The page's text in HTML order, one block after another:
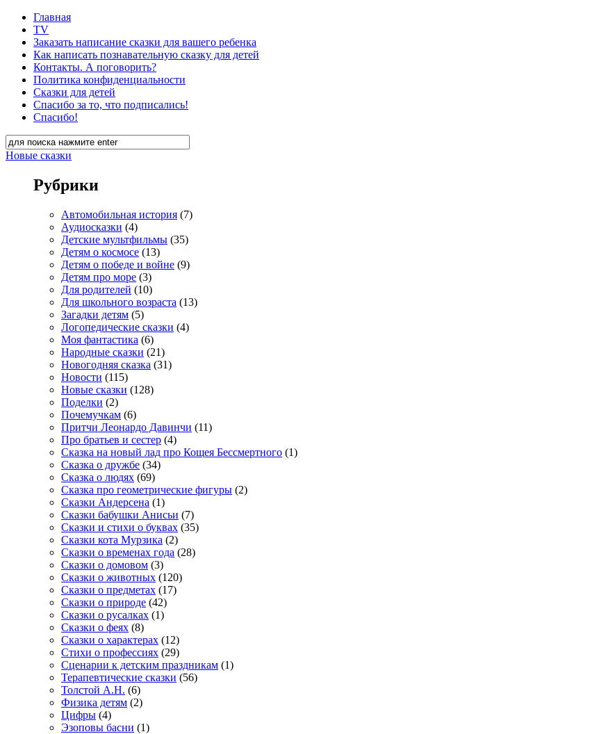
Главная
TV
Заказать написание сказки для вашего ребенка
Как написать познавательную сказку для детей
Контакты. А поговорить?
Политика конфиденциальности
Сказки для детей
Спасибо за то, что подписались!
Спасибо!
Новые сказки
Рубрики
Автомобильная история (7)
Аудиосказки (4)
Детские мультфильмы (35)
Детям о космосе (13)
Детям о победе и войне (9)
Детям про море (3)
Для родителей (10)
Для школьного возраста (13)
Загадки детям (5)
Логопедические сказки (4)
Моя фантастика (6)
Народные сказки (21)
Новогодняя сказка (31)
Новости (115)
Новые сказки (128)
Поделки (2)
Почемучкам (6)
Притчи Леонардо Давинчи (11)
Про братьев и сестер (4)
Сказка на новый лад про Кощея Бессмертного (1)
Сказка о дружбе (34)
Сказка о людях (69)
Сказка про геометрические фигуры (2)
Сказки Андерсена (1)
Сказки бабушки Анисьи (7)
Сказки и стихи о буквах (35)
Сказки кота Мурзика (2)
Сказки о временах года (28)
Сказки о домовом (3)
Сказки о животных (120)
Сказки о предметах (17)
Сказки о природе (42)
Сказки о русалках (1)
Сказки о феях (8)
Сказки о характерах (12)
Стихи о профессиях (29)
Сценарии к детским праздникам (1)
Терапевтические сказки (56)
Толстой А.Н. (6)
Физика детям (2)
Цифры (4)
Эзоповы басни (1)